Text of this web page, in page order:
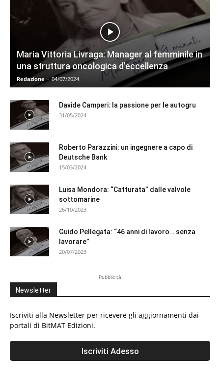
Maria Vittoria Livraga: Manager al femminile in
una struttura oncologica d’eccellenza
Redazione - 04/07/2024
Davide Camperi: la passione per le autogru
31/05/2024
Roberto Parazzini: un ingegnere a capo di
Deutsche Bank
15/03/2024
Luisa Mondora: “Catturata” dalle valvole
sottomarine
26/10/2023
Guido Pellegata: “46 anni di lavoro… senza
lavorare”
20/07/2023
Pubblicità
Newsletter
Iscriviti alla Newsletter per ricevere gli aggiornamenti dai
portali di BitMAT Edizioni.